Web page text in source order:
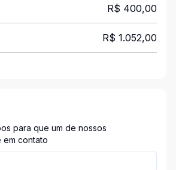
R$ 400,00
R$ 1.052,00
para que um de nossos
em contato